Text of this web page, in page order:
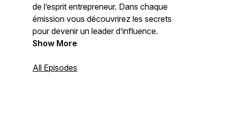
de l’esprit entrepreneur. Dans chaque
émission vous découvrirez les secrets
pour devenir un leader d’influence.
Show More
All Episodes